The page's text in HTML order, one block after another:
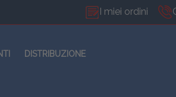
I miei ordini
DISTRIBUZIONE